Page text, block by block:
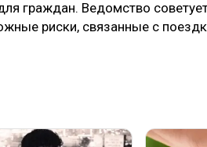
граждан. Ведомство
риски, связанные с